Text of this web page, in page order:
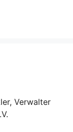
Verwalter